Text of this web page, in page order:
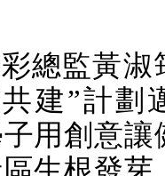
總監黃淑
建”計劃
用創意讓